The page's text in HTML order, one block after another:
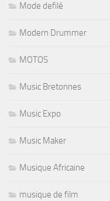
Mode defilé
Modern Drummer
MOTOS
Music Bretonnes
Music Expo
Music Maker
Musique Africaine
musique de film